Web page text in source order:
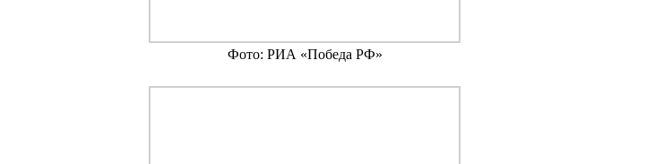
Фото: РИА «Победа РФ»